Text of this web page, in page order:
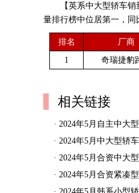
【英系中大型轿车
量排行榜中位居第一，同
排名 厂商
1
奇瑞捷豹
相关链接
· 2024年5月自主中大
· 2024年5月中大型轿
· 2024年5月合资中大
· 2024年5月合资紧凑